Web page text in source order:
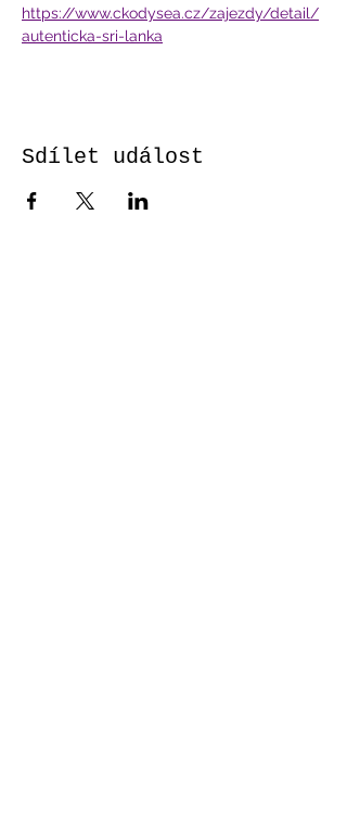
https://www.ckodysea.cz/zajezdy/detail/
autenticka-sri-lanka
Sdílet událost